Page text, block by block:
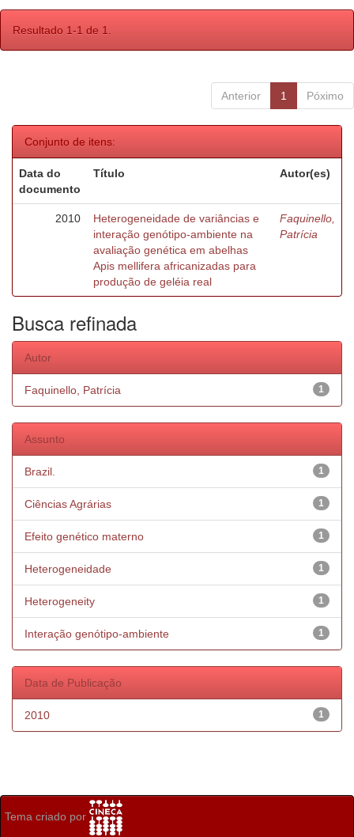
Resultado 1-1 de 1.
Anterior 1 Póximo
Conjunto de itens:
Data do
documento
Título Autor(es)
2010
Heterogeneidade de variâncias e
interação genótipo-ambiente na
avaliação genética em abelhas
Apis mellifera africanizadas para
produção de geléia real
Faquinello,
Patrícia
Busca refinada
Autor
1
Faquinello, Patrícia
Assunto
1
Brazil.
1
Ciências Agrárias
1
Efeito genético materno
1
Heterogeneidade
1
Heterogeneity
1
Interação genótipo-ambiente
Data de Publicação
1
2010
Tema criado por